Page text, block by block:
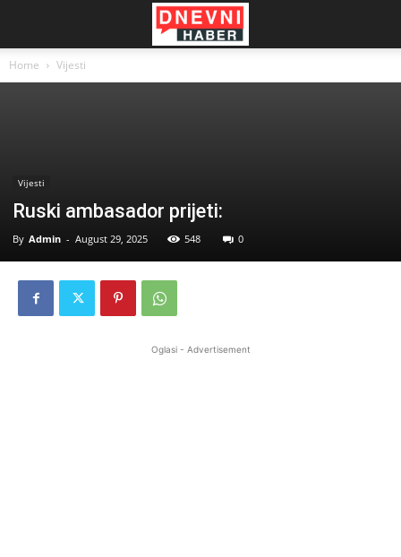
Home Vijesti
Vijesti
Ruski ambasador prijeti:
By Admin - August 29, 2025 548 0
Oglasi - Advertisement